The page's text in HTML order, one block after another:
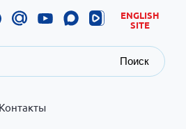
ENGLISH
SITE
Поиск
Контакты